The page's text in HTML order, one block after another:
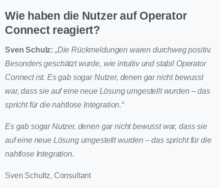
Wie haben die Nutzer auf Operator
Connect reagiert?
Sven Schulz: „Die Rückmeldungen waren durchweg positiv.
Besonders geschätzt wurde, wie intuitiv und stabil Operator
Connect ist. Es gab sogar Nutzer, denen gar nicht bewusst
war, dass sie auf eine neue Lösung umgestellt wurden – das
spricht für die nahtlose Integration.“
Es gab sogar Nutzer, denen gar nicht bewusst war, dass sie
auf eine neue Lösung umgestellt wurden – das spricht für die
nahtlose Integration.
Sven Schultz, Consultant